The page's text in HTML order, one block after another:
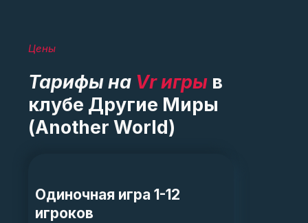
Цены
Тарифы на Vr игры в
клубе Другие Миры
(Another World)
Одиночная игра 1-12
игроков